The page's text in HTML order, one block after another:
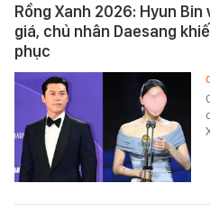
Rồng Xanh 2026: Hyun
giá, chủ nhân Daesang
phục